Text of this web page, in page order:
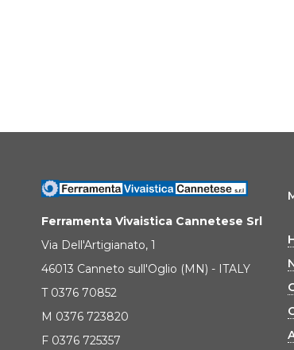
Ferramenta Vivaistica Cannetese Srl
Via Dell'Artigianato, 1
46013 Canneto sull'Oglio (MN) - ITALY
T 0376 70852
M 0376 723820
F 0376 725357